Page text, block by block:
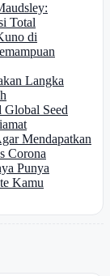
Total
di
Langka
Global Seed
Mendapatkan
Corona
Punya
Kamu